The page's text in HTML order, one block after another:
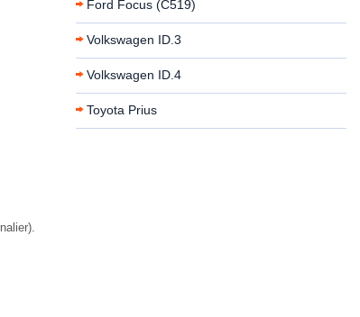
Ford Focus (C519)
Volkswagen ID.3
Volkswagen ID.4
Toyota Prius